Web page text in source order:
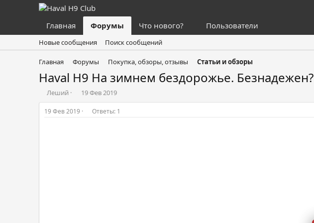
Главная Форумы Что нового? Пользователи
Новые сообщения Поиск сообщений
Главная Форумы Покупка, обзоры, отзывы Статьи и обзоры
Haval H9 На зимнем бездорожье. Безнадежен?
А
в
т
о
Леший
Д
а
т
а
19 Фев 2019
19 Фев 2019 Ответы: 1